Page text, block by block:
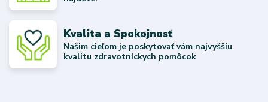
Kvalita a Spokojnosť
Našim cieľom je poskytovať vám najvyššiu
kvalitu zdravotníckych pomôcok